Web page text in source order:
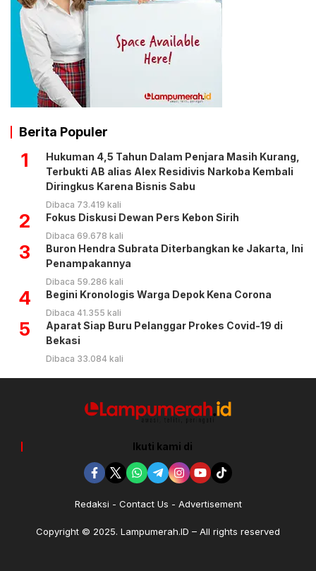
Berita Populer
1
Hukuman 4,5 Tahun Dalam Penjara Masih Kurang,
Terbukti AB alias Alex Residivis Narkoba Kembali
Diringkus Karena Bisnis Sabu
Dibaca 73.419 kali
2 Fokus Diskusi Dewan Pers Kebon Sirih
Dibaca 69.678 kali
3
Buron Hendra Subrata Diterbangkan ke Jakarta, Ini
Penampakannya
Dibaca 59.286 kali
4 Begini Kronologis Warga Depok Kena Corona
Dibaca 41.355 kali
5
Aparat Siap Buru Pelanggar Prokes Covid-19 di
Bekasi
Dibaca 33.084 kali
Ikuti kami di
Redaksi Contact Us Advertisement
Copyright © 2025. Lampumerah.ID – All rights reserved